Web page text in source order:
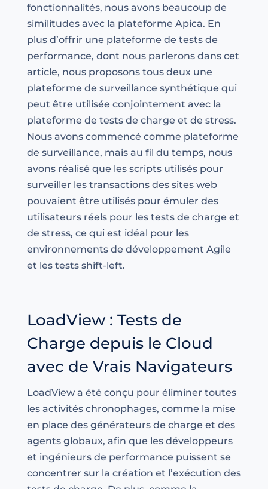
fonctionnalités, nous avons beaucoup de
similitudes avec la plateforme Apica. En
plus d’offrir une plateforme de tests de
performance, dont nous parlerons dans cet
article, nous proposons tous deux une
plateforme de surveillance synthétique qui
peut être utilisée conjointement avec la
plateforme de tests de charge et de stress.
Nous avons commencé comme plateforme
de surveillance, mais au fil du temps, nous
avons réalisé que les scripts utilisés pour
surveiller les transactions des sites web
pouvaient être utilisés pour émuler des
utilisateurs réels pour les tests de charge et
de stress, ce qui est idéal pour les
environnements de développement Agile
et les tests shift-left.
LoadView : Tests de
Charge depuis le Cloud
avec de Vrais Navigateurs
LoadView a été conçu pour éliminer toutes
les activités chronophages, comme la mise
en place des générateurs de charge et des
agents globaux, afin que les développeurs
et ingénieurs de performance puissent se
concentrer sur la création et l’exécution des